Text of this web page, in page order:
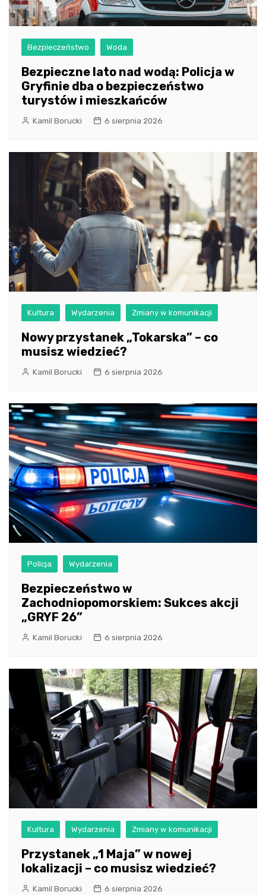
Bezpieczeństwo Woda
Bezpieczne lato nad wodą: Policja w
Gryfinie dba o bezpieczeństwo
turystów i mieszkańców
Kamil Borucki 6 sierpnia 2026
Kultura Wydarzenia Zmiany w komunikacji
Nowy przystanek „Tokarska” – co
musisz wiedzieć?
Kamil Borucki 6 sierpnia 2026
Policja Wydarzenia
Bezpieczeństwo w
Zachodniopomorskiem: Sukces akcji
„GRYF 26”
Kamil Borucki 6 sierpnia 2026
Kultura Wydarzenia Zmiany w komunikacji
Przystanek „1 Maja” w nowej
lokalizacji – co musisz wiedzieć?
Kamil Borucki 6 sierpnia 2026